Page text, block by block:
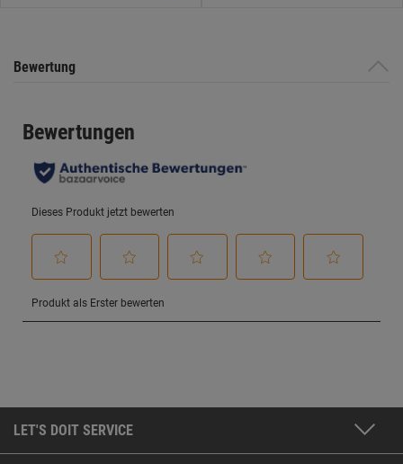
Bewertung
LET'S DOIT SERVICE